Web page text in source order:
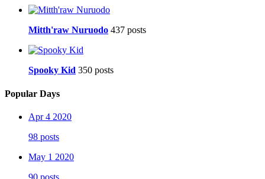
Mitth'raw Nuruodo 437 posts
Spooky Kid 350 posts
Popular Days
Apr 4 2020
98 posts
May 1 2020
90 posts